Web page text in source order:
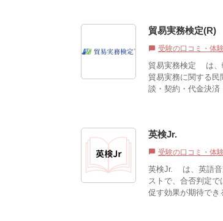
貿易実務検定(R)
chat_bubble 受験の口コミ・体
貿易実務検定®は、
貿易実務に関する
談・契約・代金決済
英検Jr.
chat_bubble 受験の口コミ・体
英検Jr.®は、英語音
ストで、合否判定
促す効果が期待でき